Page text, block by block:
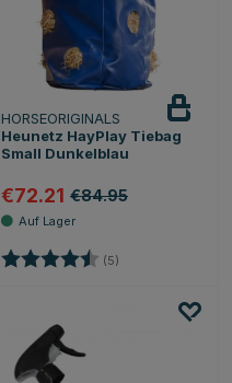
HORSEORIGINALS
Heunetz HayPlay Tiebag
Small Dunkelblau
€72.21 €84.95
Bewertung: (5)